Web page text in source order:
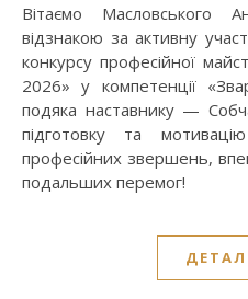
Вітаємо Масловського Андрія Володимировича з
відзнакою за активну
конкурсу професійної
2026» у компетенції
подяка наставнику —
підготовку та
професійних звершень,
подальших перемог!